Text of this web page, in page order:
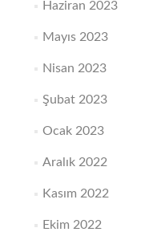
Haziran 2023
Mayıs 2023
Nisan 2023
Şubat 2023
Ocak 2023
Aralık 2022
Kasım 2022
Ekim 2022